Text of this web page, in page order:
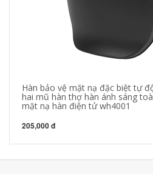
Hàn bảo vệ mặt nạ đặc biệt tự
hai mũ hàn thợ hàn ánh sáng
mặt nạ hàn điện tử wh4001
205,000 đ